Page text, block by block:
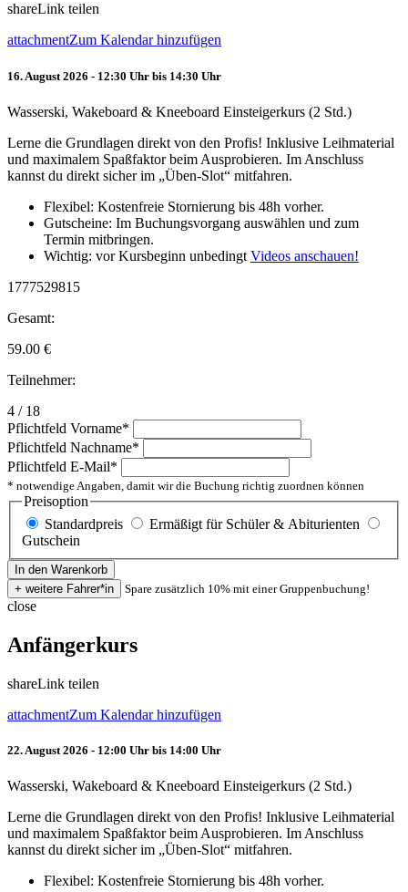
shareLink teilen
attachmentZum Kalendar hinzufügen
16. August 2026 - 12:30 Uhr bis 14:30 Uhr
Wasserski, Wakeboard & Kneeboard Einsteigerkurs (2 Std.)
Lerne die Grundlagen direkt von den Profis! Inklusive Leihmaterial
und maximalem Spaßfaktor beim Ausprobieren. Im Anschluss
kannst du direkt sicher im „Üben-Slot“ mitfahren.
Flexibel: Kostenfreie Stornierung bis 48h vorher.
Gutscheine: Im Buchungsvorgang auswählen und zum
Termin mitbringen.
Wichtig: vor Kursbeginn unbedingt Videos anschauen!
1777529815
Gesamt:
59.00 €
Teilnehmer:
4 / 18
Pflichtfeld Vorname*
Pflichtfeld Nachname*
Pflichtfeld E-Mail*
* notwendige Angaben, damit wir die Buchung richtig zuordnen können
Preisoption
Standardpreis
Ermäßigt für Schüler & Abiturienten
Gutschein
Spare zusätzlich 10% mit einer Gruppenbuchung!
close
Anfängerkurs
shareLink teilen
attachmentZum Kalendar hinzufügen
22. August 2026 - 12:00 Uhr bis 14:00 Uhr
Wasserski, Wakeboard & Kneeboard Einsteigerkurs (2 Std.)
Lerne die Grundlagen direkt von den Profis! Inklusive Leihmaterial
und maximalem Spaßfaktor beim Ausprobieren. Im Anschluss
kannst du direkt sicher im „Üben-Slot“ mitfahren.
Flexibel: Kostenfreie Stornierung bis 48h vorher.